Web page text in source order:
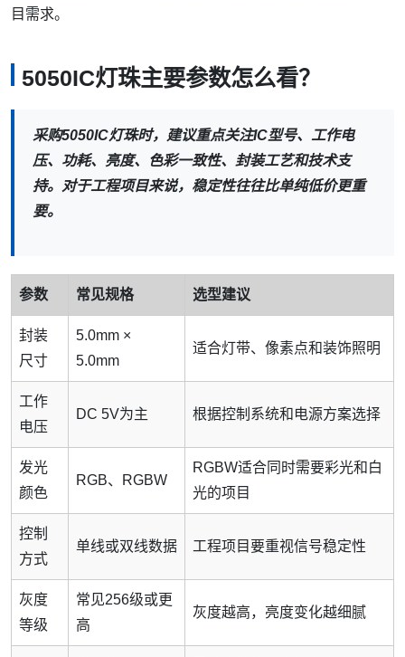
目需求。
5050IC灯珠主要参数怎么看？
采购5050IC灯珠时，建议重点关注IC型号、工作电
压、功耗、亮度、色彩一致性、封装工艺和技术支
持。对于工程项目来说，稳定性往往比单纯低价更重
要。
参数 常见规格 选型建议
封装
尺寸
5.0mm ×
5.0mm
适合灯带、像素点和装饰照明
工作
电压
DC 5V为主 根据控制系统和电源方案选择
发光
颜色
RGB、RGBW
RGBW适合同时需要彩光和白
光的项目
控制
方式
单线或双线数据 工程项目要重视信号稳定性
灰度
等级
常见256级或更
高
灰度越高，亮度变化越细腻